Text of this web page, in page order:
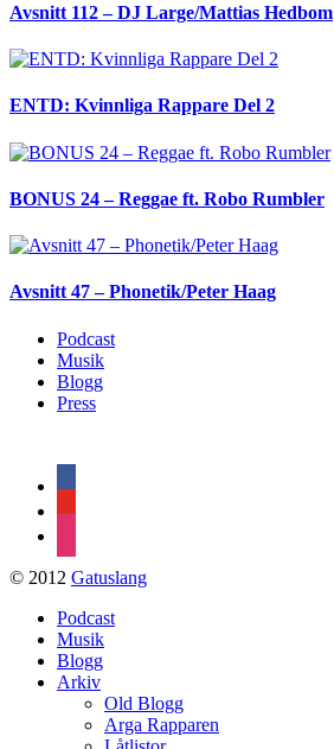
Avsnitt 112 – DJ Large/Mattias Hedbom
ENTD: Kvinnliga Rappare Del 2
BONUS 24 – Reggae ft. Robo Rumbler
Avsnitt 47 – Phonetik/Peter Haag
Podcast
Musik
Blogg
Press
© 2012 Gatuslang
Podcast
Musik
Blogg
Arkiv
Old Blogg
Arga Rapparen